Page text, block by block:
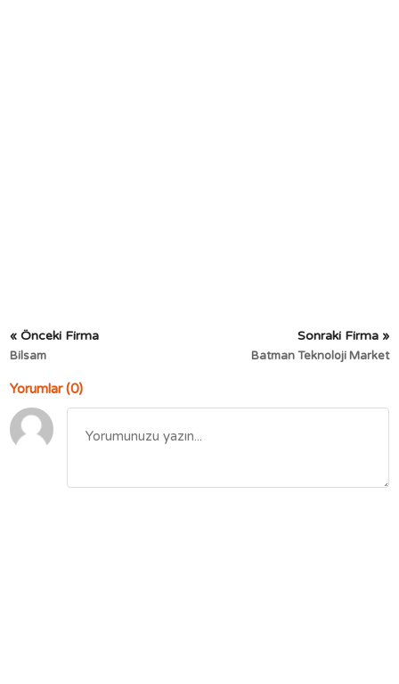
« Önceki Firma
Bilsam
Sonraki Firma »
Batman Teknoloji Market
Yorumlar (0)